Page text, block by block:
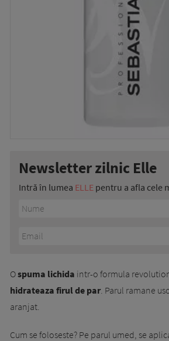
Newsletter zilnic Elle
Intră în lumea ELLE pentru a afla cele
Ospuma lichida intr-o formula
hidrateaza firul de par. Parul ramane
aranjat.
Cum se foloseste? Pe parul umed, se